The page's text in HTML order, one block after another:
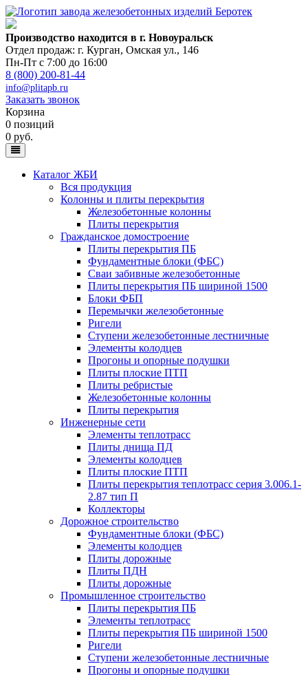
Производство находится в г. Новоуральск
Отдел продаж: г. Курган, Омская ул., 146
Пн-Пт с 7:00 до 16:00
8 (800) 200-81-44
info@plitapb.ru
Заказать звонок
Корзина
0 позиций
0 руб.
Каталог ЖБИ
Вся продукция
Колонны и плиты перекрытия
Железобетонные колонны
Плиты перекрытия
Гражданское домостроение
Плиты перекрытия ПБ
Фундаментные блоки (ФБС)
Сваи забивные железобетонные
Плиты перекрытия ПБ шириной 1500
Блоки ФБП
Перемычки железобетонные
Ригели
Ступени железобетонные лестничные
Элементы колодцев
Прогоны и опорные подушки
Плиты плоские ПТП
Плиты ребристые
Железобетонные колонны
Плиты перекрытия
Инженерные сети
Элементы теплотрасс
Плиты днища ПД
Элементы колодцев
Плиты плоские ПТП
Плиты перекрытия теплотрасс серия 3.006.1-
2.87 тип П
Коллекторы
Дорожное строительство
Фундаментные блоки (ФБС)
Элементы колодцев
Плиты дорожные
Плиты ПДН
Плиты дорожные
Промышленное строительство
Плиты перекрытия ПБ
Элементы теплотрасс
Плиты перекрытия ПБ шириной 1500
Ригели
Ступени железобетонные лестничные
Прогоны и опорные подушки